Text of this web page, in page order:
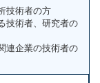
技術者の方
技術者、研究者の
連企業の技術者の